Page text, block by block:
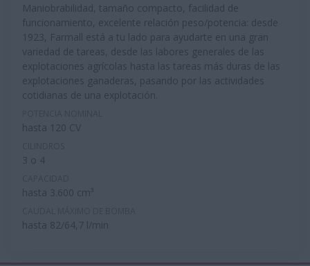
Maniobrabilidad, tamaño compacto, facilidad de
funcionamiento, excelente relación peso/potencia: desde
1923, Farmall está a tu lado para ayudarte en una gran
variedad de tareas, desde las labores generales de las
explotaciones agrícolas hasta las tareas más duras de las
explotaciones ganaderas, pasando por las actividades
cotidianas de una explotación.
hasta 120 CV
3 o 4
hasta 3.600 cm³
hasta 82/64,7 l/min